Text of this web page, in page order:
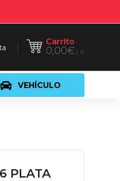
Carrito
0,00€ 0
VEHÍCULO
PLATA